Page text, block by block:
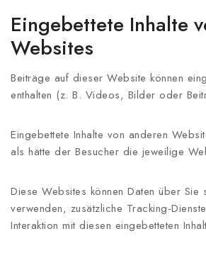
Eingebettete Inhalte
Websites
Beiträge auf dieser Website können
enthalten (z. B. Videos, Bilder oder
Eingebettete Inhalte von anderen
als hätte der Besucher die jeweilige
Diese Websites können Daten über Sie
verwenden, zusätzliche Tracking-
Interaktion mit diesen eingebetteten